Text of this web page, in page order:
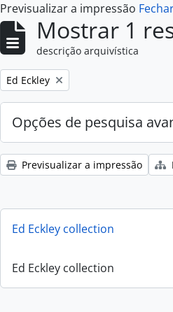
Previsualizar a impressão
Mostrar 1
descrição arquivística
Remove filter:
Ed Eckley
Opções de pesquisa
Previsualizar a impressão
Ed Eckley collection
Ed Eckley collection